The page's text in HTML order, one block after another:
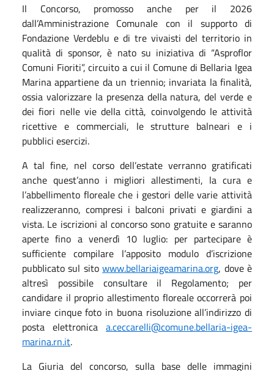
Il Concorso, promosso anche per il 2026
dall’Amministrazione Comunale con il supporto di
Fondazione Verdeblu e di tre vivaisti del territorio in
qualità di sponsor, è nato su iniziativa di “Asproflor
Comuni Fioriti”, circuito a cui il Comune di Bellaria Igea
Marina appartiene da un triennio; invariata la finalità,
ossia valorizzare la presenza della natura, del verde e
dei fiori nelle vie della città, coinvolgendo le attività
ricettive e commerciali, le strutture balneari e i
pubblici esercizi.
A tal fine, nel corso dell’estate verranno gratificati
anche quest’anno i migliori allestimenti, la cura e
l’abbellimento floreale che i gestori delle varie attività
realizzeranno, compresi i balconi privati e giardini a
vista. Le iscrizioni al concorso sono gratuite e saranno
aperte fino a venerdì 10 luglio: per partecipare è
sufficiente compilare l’apposito modulo d’iscrizione
pubblicato sul sitowww.bellariaigeamarina.org, dove è
altresì possibile consultare il Regolamento; per
candidare il proprio allestimento floreale occorrerà poi
inviare cinque foto in buona risoluzione all’indirizzo di
posta elettronica a.ceccarelli@comune.bellaria-igea-
marina.rn.it.
La Giuria del concorso, sulla base delle immagini